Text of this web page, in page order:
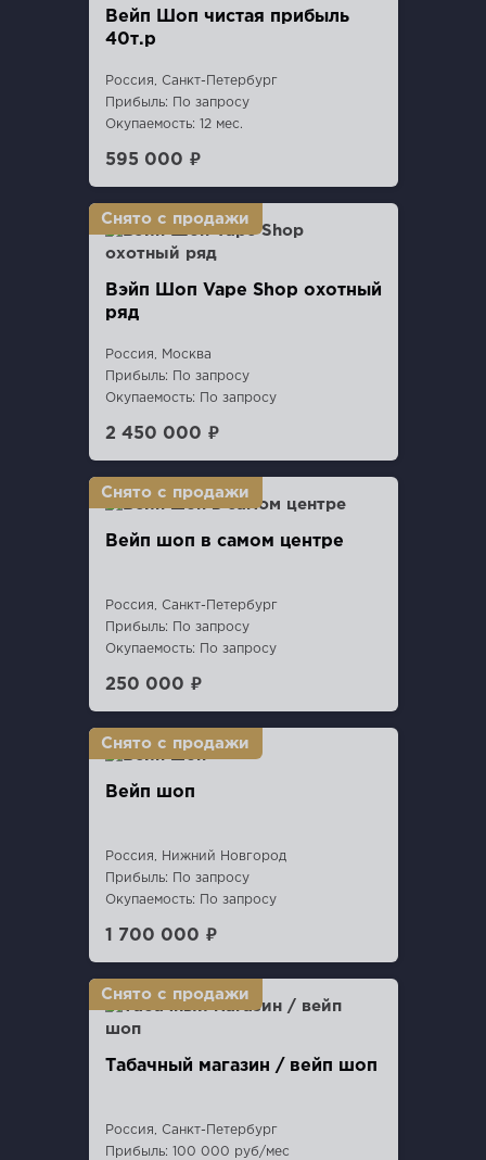
Вейп Шоп чистая прибыль
40т.р
Россия, Санкт-Петербург
Прибыль: По запросу
Окупаемость: 12 мес.
595 000 ₽
Вэйп Шоп Vape Shop охотный
ряд
Россия, Москва
Прибыль: По запросу
Окупаемость: По запросу
2 450 000 ₽
Вейп шоп в самом центре
Россия, Санкт-Петербург
Прибыль: По запросу
Окупаемость: По запросу
250 000 ₽
Вейп шоп
Россия, Нижний Новгород
Прибыль: По запросу
Окупаемость: По запросу
1 700 000 ₽
Табачный магазин / вейп шоп
Россия, Санкт-Петербург
Прибыль: 100 000 руб/мес